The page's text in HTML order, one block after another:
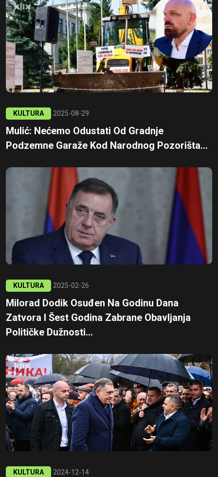
KULTURA 2025-08-29
Mulić: Nećemo Odustati Od Gradnje
Podzemne Garaže Kod Narodnog Pozorišta...
KULTURA 2025-02-26
Milorad Dodik Osuđen Na Godinu Dana
Zatvora I Šest Godina Zabrane Obavljanja
Političke Dužnosti...
KULTURA 2024-12-14